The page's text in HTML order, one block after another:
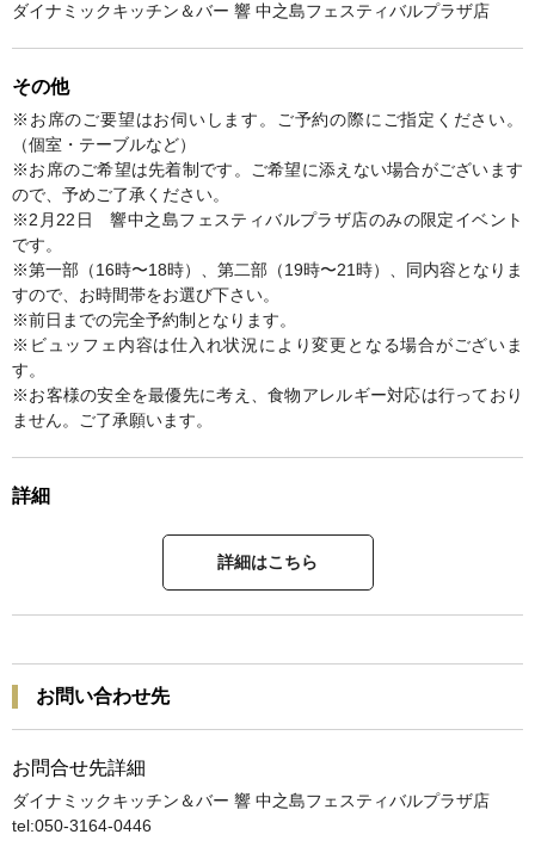
ダイナミックキッチン＆バー 響 中之島フェスティバルプラザ店
その他
※お席のご要望はお伺いします。ご予約の際にご指定ください。
（個室・テーブルなど）
※お席のご希望は先着制です。ご希望に添えない場合がございます
ので、予めご了承ください。
※2月22日 響中之島フェスティバルプラザ店のみの限定イベント
です。
※第一部（16時〜18時）、第二部（19時〜21時）、同内容となりま
すので、お時間帯をお選び下さい。
※前日までの完全予約制となります。
※ビュッフェ内容は仕入れ状況により変更となる場合がございま
す。
※お客様の安全を最優先に考え、食物アレルギー対応は行っており
ません。ご了承願います。
詳細
詳細はこちら
お問い合わせ先
お問合せ先詳細
ダイナミックキッチン＆バー 響 中之島フェスティバルプラザ店
tel:050-3164-0446